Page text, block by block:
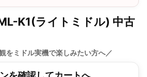
K1(ライトミドル) 中古
をミドル実機で楽しみたい方へ／